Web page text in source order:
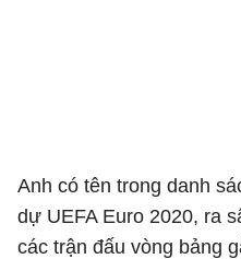
Anh có tên trong danh
dự UEFA Euro 2020, ra
các trận đấu vòng bảng